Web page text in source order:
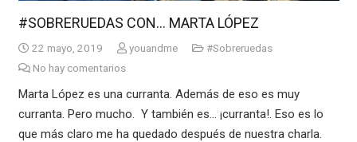
#SOBRERUEDAS CON… MARTA LÓPEZ
22 mayo, 2019 youandme
#Sobreruedas
No hay comentarios
Marta López es una curranta. Además de eso es muy
curranta. Pero mucho. Y también es… ¡curranta!. Eso es lo
que más claro me ha quedado después de nuestra charla.